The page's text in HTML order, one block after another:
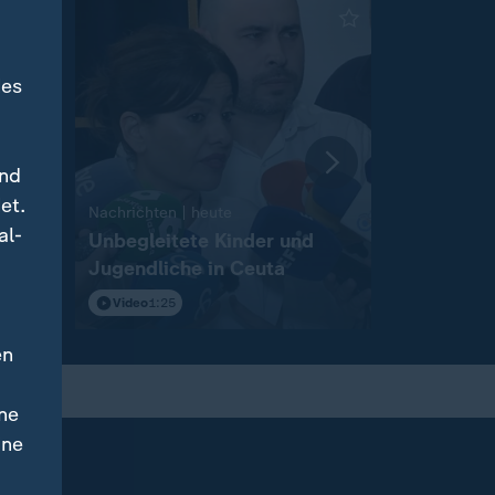
Nachrichten | heute
Unbegleitete Kinder und
Jugendliche in Ceuta
Video 1:25